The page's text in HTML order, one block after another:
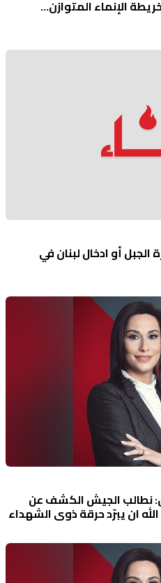
الإنماء المتوازن...
أو ادخال لبنان في
نطالب الجيش الكشف عن
ان يبرّد حرقة ذوي الشهداء